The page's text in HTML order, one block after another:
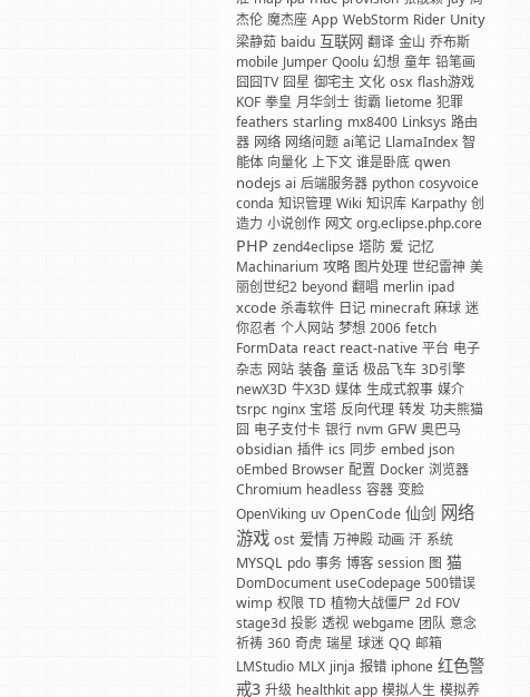
杰伦 魔杰座 App WebStorm Rider Unity
梁静茹 baidu 互联网 翻译 金山 乔布斯
mobile Jumper Qoolu 幻想 童年 铅笔画
囧囧TV 囧星 御宅主 文化 osx flash游戏
KOF 拳皇 月华剑士 街霸 lietome 犯罪
feathers starling mx8400 Linksys 路由
器 网络 网络问题 ai笔记 LlamaIndex 智
能体 向量化 上下文 谁是卧底 qwen
nodejs ai 后端服务器 python cosyvoice
conda 知识管理 Wiki 知识库 Karpathy 创
造力 小说创作 网文 org.eclipse.php.core
PHP zend4eclipse 塔防 爱 记忆
Machinarium 攻略 图片处理 世纪雷神 美
丽创世纪2 beyond 翻唱 merlin ipad
xcode 杀毒软件 日记 minecraft 麻球 迷
你忍者 个人网站 梦想 2006 fetch
FormData react react-native 平台 电子
杂志 网站 装备 童话 极品飞车 3D引擎
newX3D 牛X3D 媒体 生成式叙事 媒介
tsrpc nginx 宝塔 反向代理 转发 功夫熊猫
囧 电子支付卡 银行 nvm GFW 奥巴马
obsidian 插件 ics 同步 embed json
oEmbed Browser 配置 Docker 浏览器
Chromium headless 容器 变脸
OpenViking uv OpenCode 仙剑 网络
游戏 ost 爱情 万神殿 动画 汗 系统
MYSQL pdo 事务 博客 session 图 猫
DomDocument useCodepage 500错误
wimp 权限 TD 植物大战僵尸 2d FOV
stage3d 投影 透视 webgame 团队 意念
祈祷 360 奇虎 瑞星 球迷 QQ 邮箱
LMStudio MLX jinja 报错 iphone 红色警
戒3 升级 healthkit app 模拟人生 模拟养